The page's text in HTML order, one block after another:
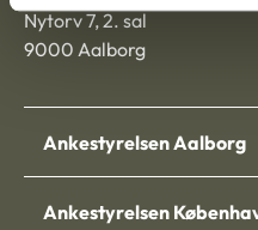
Nytorv 7, 2. sal
9000 Aalborg
Ankestyrelsen Aalborg
Ankestyrelsen